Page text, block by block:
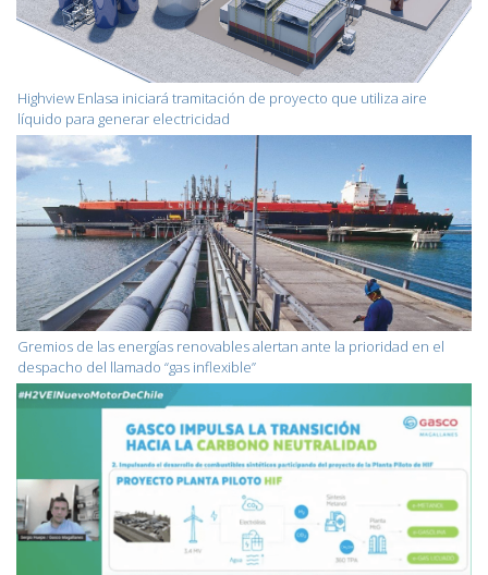
Highview Enlasa iniciará tramitación de proyecto que utiliza aire
líquido para generar electricidad
Gremios de las energías renovables alertan ante la prioridad en el
despacho del llamado “gas inflexible”